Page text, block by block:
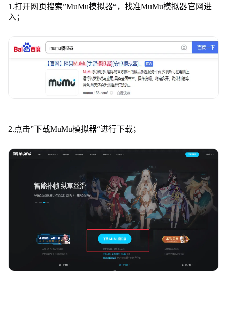
1.打开网页搜索”MuMu模拟器“，找准MuMu模拟器官网进
入；
2.点击”下载MuMu模拟器“进行下载；